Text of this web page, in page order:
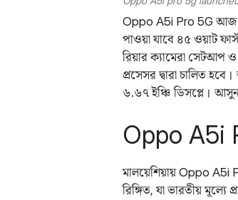
Oppo A5i Pro 5G আজ
পাওয়া যাবে ৪৫ ওয়াট
রিয়ার ক্যামেরা সেটআপ ও
প্রসেসর দ্বারা চালিত
৬.৬৭ ইঞ্চি ডিসপ্লে।
Oppo A5i
মালয়েশিয়ায় Oppo A5i
রিঙ্গিত, যা ভারতীয়